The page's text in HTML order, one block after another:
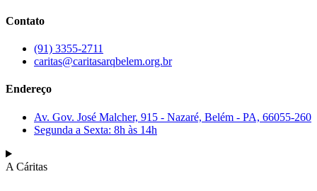
Contato
(91) 3355-2711
caritas@caritasarqbelem.org.br
Endereço
Av. Gov. José Malcher, 915 - Nazaré, Belém - PA, 66055-260
Segunda a Sexta: 8h às 14h
A Cáritas